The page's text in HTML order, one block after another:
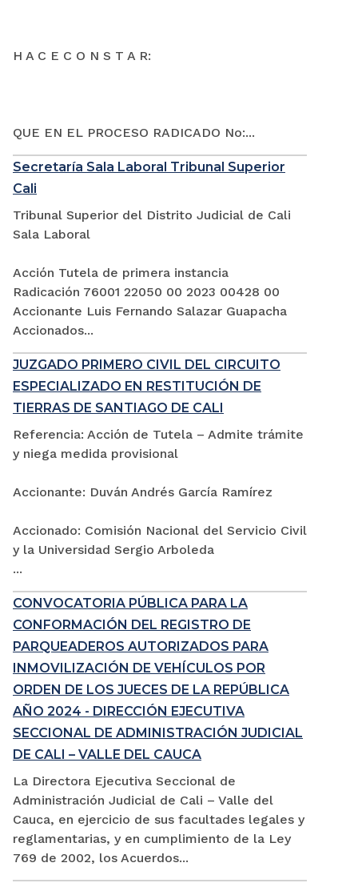
H A C E C O N S T A R:
QUE EN EL PROCESO RADICADO No:...
Secretaría Sala Laboral Tribunal Superior
Cali
Tribunal Superior del Distrito Judicial de Cali
Sala Laboral
Acción Tutela de primera instancia
Radicación 76001 22050 00 2023 00428 00
Accionante Luis Fernando Salazar Guapacha
Accionados...
JUZGADO PRIMERO CIVIL DEL CIRCUITO
ESPECIALIZADO EN RESTITUCIÓN DE
TIERRAS DE SANTIAGO DE CALI
Referencia: Acción de Tutela – Admite trámite
y niega medida provisional
Accionante: Duván Andrés García Ramírez
Accionado: Comisión Nacional del Servicio Civil
y la Universidad Sergio Arboleda
...
CONVOCATORIA PÚBLICA PARA LA
CONFORMACIÓN DEL REGISTRO DE
PARQUEADEROS AUTORIZADOS PARA
INMOVILIZACIÓN DE VEHÍCULOS POR
ORDEN DE LOS JUECES DE LA REPÚBLICA
AÑO 2024 - DIRECCIÓN EJECUTIVA
SECCIONAL DE ADMINISTRACIÓN JUDICIAL
DE CALI – VALLE DEL CAUCA
La Directora Ejecutiva Seccional de
Administración Judicial de Cali – Valle del
Cauca, en ejercicio de sus facultades legales y
reglamentarias, y en cumplimiento de la Ley
769 de 2002, los Acuerdos...